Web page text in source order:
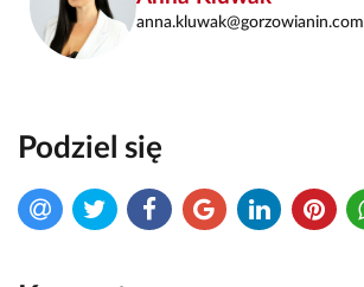
anna.kluwak@gorzowianin.com
Podziel się